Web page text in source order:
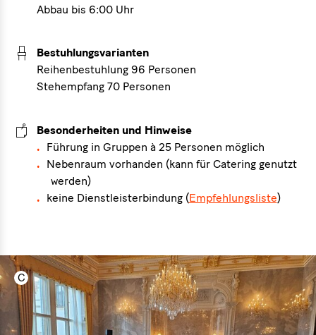
Abbau bis 6:00 Uhr
Bestuhlungsvarianten
Reihenbestuhlung 96 Personen
Stehempfang 70 Personen
Besonderheiten und Hinweise
Führung in Gruppen à 25 Personen möglich
Nebenraum vorhanden (kann für Catering genutzt
werden)
keine Dienstleisterbindung (Empfehlungsliste)